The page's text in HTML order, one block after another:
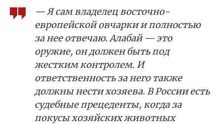
— Я сам владелец восточно-
европейской овчарки и полностью
за нее отвечаю. Алабай — это
оружие, он должен быть под
жестким контролем. И
ответственность за него также
должны нести хозяева. В России есть
судебные прецеденты, когда за
покусы хозяйских животных